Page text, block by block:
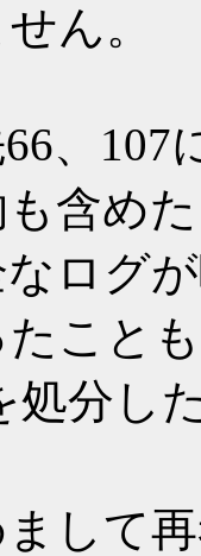
ん。
、107
含め
ログ
こと
処分し
して